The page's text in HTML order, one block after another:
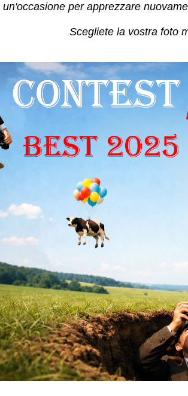
un'occasione per apprezzare
Scegliete la vostra foto